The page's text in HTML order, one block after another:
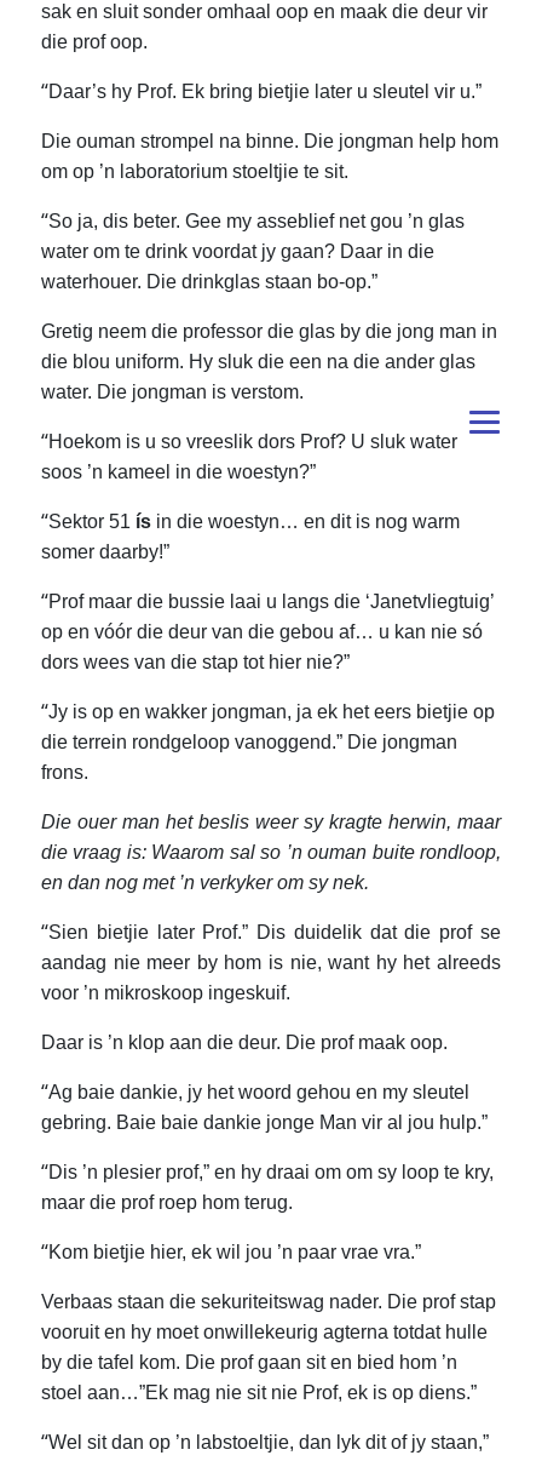
sak en sluit sonder omhaal oop en maak die deur vir
die prof oop.
“Daar’s hy Prof. Ek bring bietjie later u sleutel vir u.”
Die ouman strompel na binne. Die jongman help hom
om op ’n laboratorium stoeltjie te sit.
“So ja, dis beter. Gee my asseblief net gou ’n glas
water om te drink voordat jy gaan? Daar in die
waterhouer. Die drinkglas staan bo-op.”
Gretig neem die professor die glas by die jong man in
die blou uniform. Hy sluk die een na die ander glas
water. Die jongman is verstom.
“Hoekom is u so vreeslik dors Prof? U sluk water
soos ’n kameel in die woestyn?”
“Sektor 51 ís in die woestyn… en dit is nog warm
somer daarby!”
“Prof maar die bussie laai u langs die ‘Janetvliegtuig’
op en vóór die deur van die gebou af… u kan nie só
dors wees van die stap tot hier nie?”
“Jy is op en wakker jongman, ja ek het eers bietjie op
die terrein rondgeloop vanoggend.” Die jongman
frons.
Die ouer man het beslis weer sy kragte herwin, maar
die vraag is: Waarom sal so ’n ouman buite rondloop,
en dan nog met ’n verkyker om sy nek.
“Sien bietjie later Prof.” Dis duidelik dat die prof se
aandag nie meer by hom is nie, want hy het alreeds
voor ’n mikroskoop ingeskuif.
Daar is ’n klop aan die deur. Die prof maak oop.
“Ag baie dankie, jy het woord gehou en my sleutel
gebring. Baie baie dankie jonge Man vir al jou hulp.”
“Dis ’n plesier prof,” en hy draai om om sy loop te kry,
maar die prof roep hom terug.
“Kom bietjie hier, ek wil jou ’n paar vrae vra.”
Verbaas staan die sekuriteitswag nader. Die prof stap
vooruit en hy moet onwillekeurig agterna totdat hulle
by die tafel kom. Die prof gaan sit en bied hom ’n
stoel aan…”Ek mag nie sit nie Prof, ek is op diens.”
“Wel sit dan op ’n labstoeltjie, dan lyk dit of jy staan,”